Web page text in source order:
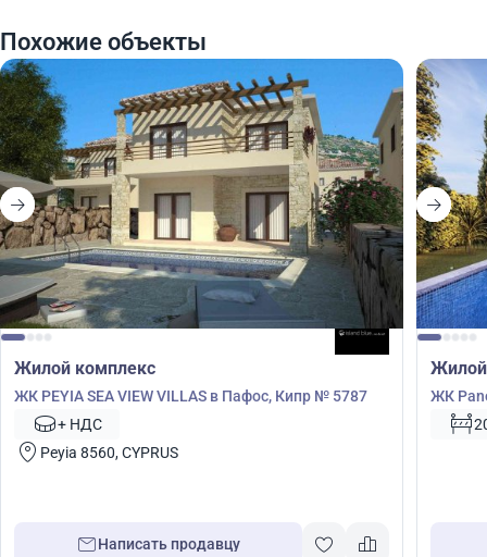
Похожие объекты
Жилой комплекс
ЖК PEYIA SEA VIEW VILLAS в Пафос, Кипр № 5787
+ НДС
Peyia 8560, CYPRUS
Написать продавцу
ЖК